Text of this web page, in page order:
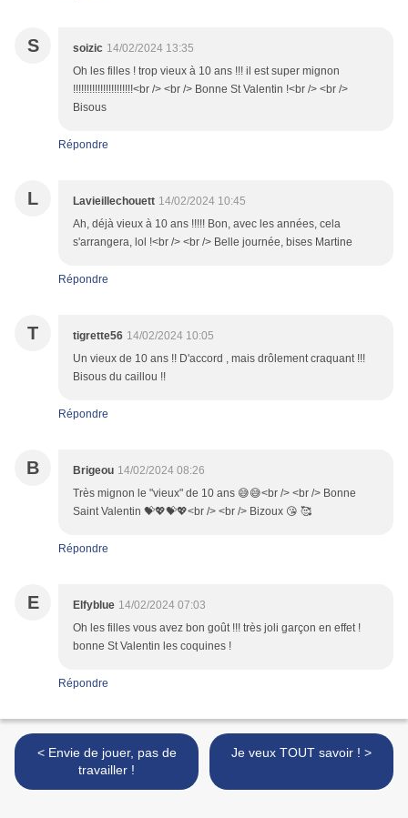
S soizic 14/02/2024 13:35
Oh les filles ! trop vieux à 10 ans !!! il est super mignon
!!!!!!!!!!!!!!!!!!!!!!<br /> <br /> Bonne St Valentin !<br /> <br />
Bisous
Répondre
L Lavieillechouett 14/02/2024 10:45
Ah, déjà vieux à 10 ans !!!!! Bon, avec les années, cela
s'arrangera, lol !<br /> <br /> Belle journée, bises Martine
Répondre
T tigrette56 14/02/2024 10:05
Un vieux de 10 ans !! D'accord , mais drôlement craquant !!!
Bisous du caillou !!
Répondre
B Brigeou 14/02/2024 08:26
Très mignon le "vieux" de 10 ans 😅😅<br /> <br /> Bonne
Saint Valentin 💝💖💝💖<br /> <br /> Bizoux 😘 🥰
Répondre
E Elfyblue 14/02/2024 07:03
Oh les filles vous avez bon goût !!! très joli garçon en effet !
bonne St Valentin les coquines !
Répondre
< Envie de jouer, pas de
travailler !
Je veux TOUT savoir ! >